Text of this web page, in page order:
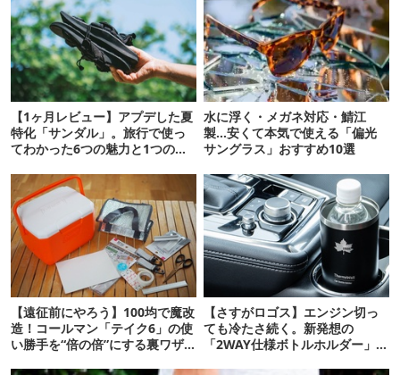
【1ヶ月レビュー】アプデした夏
特化「サンダル」。旅行で使っ
てわかった6つの魅力と1つの注
水に浮く・メガネ対応・鯖江
製…安くて本気で使える「偏光
サングラス」おすすめ10選
【遠征前にやろう】100均で魔改
造！コールマン「テイク6」の使
い勝手を“倍の倍”にする裏ワザ6
【さすがロゴス】エンジン切っ
ても冷たさ続く。新発想の
「2WAY仕様ボトルホルダー」が